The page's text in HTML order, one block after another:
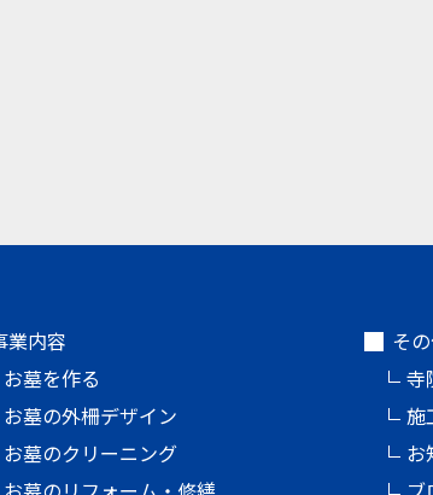
業内容
お墓を作る
お墓の外柵デザイン
お墓のクリーニング
そ
寺
施
お